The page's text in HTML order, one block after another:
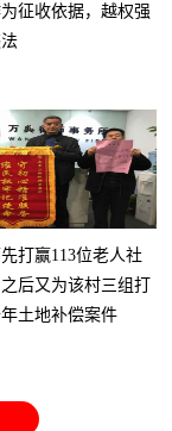
征收依据，越权强
打赢113位老人社
后又为该村三组打
土地补偿案件